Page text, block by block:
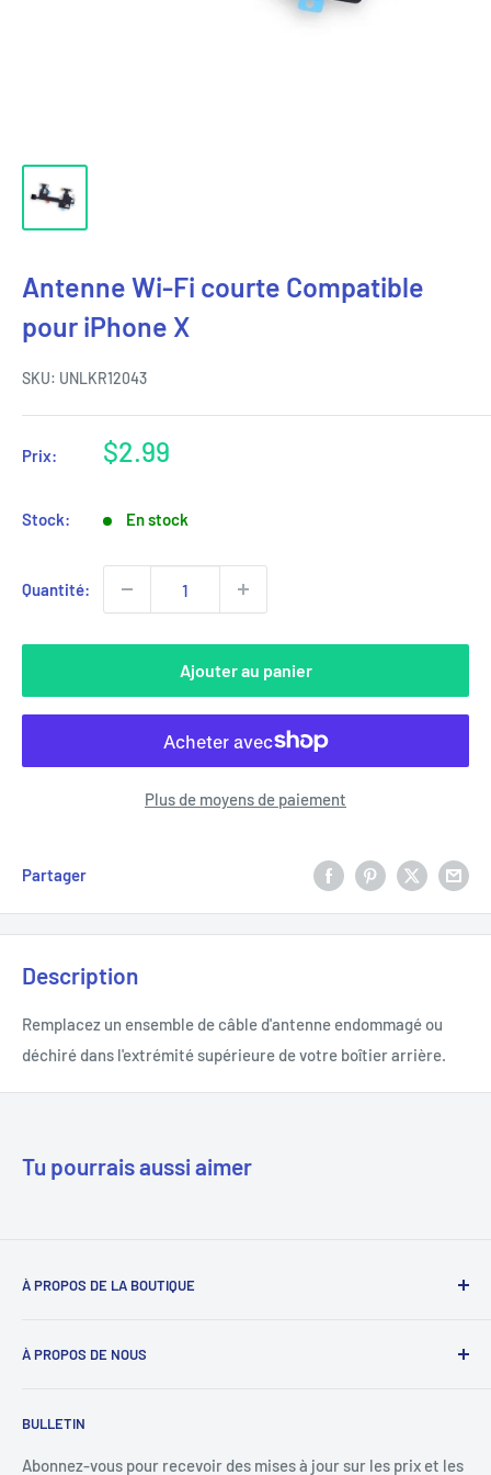
Antenne Wi-Fi courte Compatible
pour iPhone X
SKU: UNLKR12043
Prix:
Prix
$2.99
Stock: En stock
Quantité:
Ajouter au panier
Plus de moyens de paiement
Partager
Description
Remplacez un ensemble de câble d'antenne endommagé ou
déchiré dans l'extrémité supérieure de votre boîtier arrière.
Tu pourrais aussi aimer
À PROPOS DE LA BOUTIQUE
téléphones en étant leur fournisseur de confiance. Nous y
un service client personnalisé.
+1 844-664-8388
À PROPOS DE NOUS
Bons prépayés
Vérification IMEI
BULLETIN
Abonnez-vous pour recevoir des mises à jour sur les prix et les